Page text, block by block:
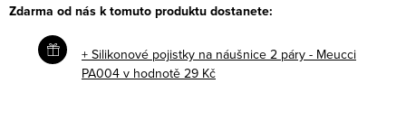
Zdarma od nás k tomuto produktu dostanete:
+ Silikonové pojistky na náušnice 2 páry - Meucci
PA004 v hodnotě 29 Kč